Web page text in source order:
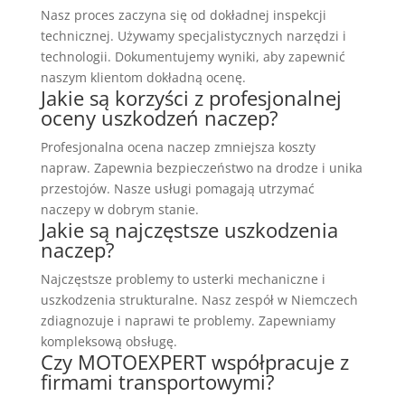
Nasz proces zaczyna się od dokładnej inspekcji
technicznej. Używamy specjalistycznych narzędzi i
technologii. Dokumentujemy wyniki, aby zapewnić
naszym klientom dokładną ocenę.
Jakie są korzyści z profesjonalnej
oceny uszkodzeń naczep?
Profesjonalna ocena naczep zmniejsza koszty
napraw. Zapewnia bezpieczeństwo na drodze i unika
przestojów. Nasze usługi pomagają utrzymać
naczepy w dobrym stanie.
Jakie są najczęstsze uszkodzenia
naczep?
Najczęstsze problemy to usterki mechaniczne i
uszkodzenia strukturalne. Nasz zespół w Niemczech
zdiagnozuje i naprawi te problemy. Zapewniamy
kompleksową obsługę.
Czy MOTOEXPERT współpracuje z
firmami transportowymi?